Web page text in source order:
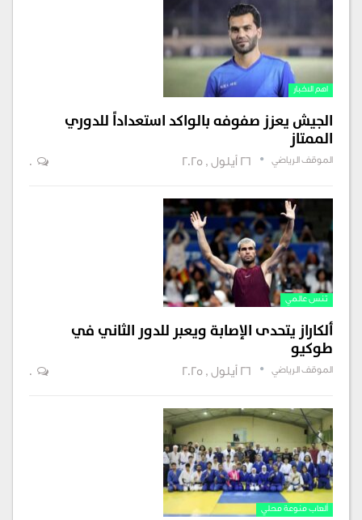
اهم الاخبار
الجيش يعزز صفوفه بالواكد استعداداً للدوري
الممتاز
الموقف الرياضي 26 أيلول , 2025 0
تنس عالمي
ألكاراز يتحدى الإصابة ويعبر للدور الثاني في
طوكيو
الموقف الرياضي 26 أيلول , 2025 0
ألعاب منوعة محلي